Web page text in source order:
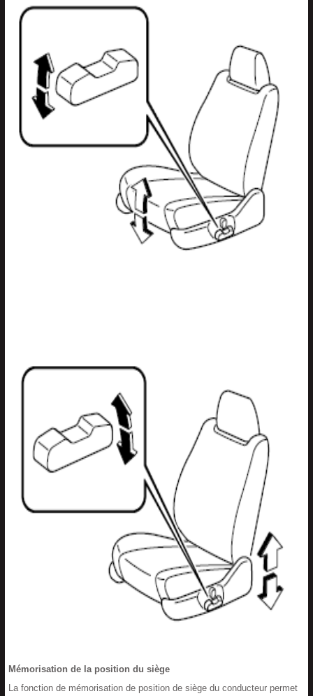
Mémorisation de la position du siège
La fonction de mémorisation de position de siège du conducteur permet